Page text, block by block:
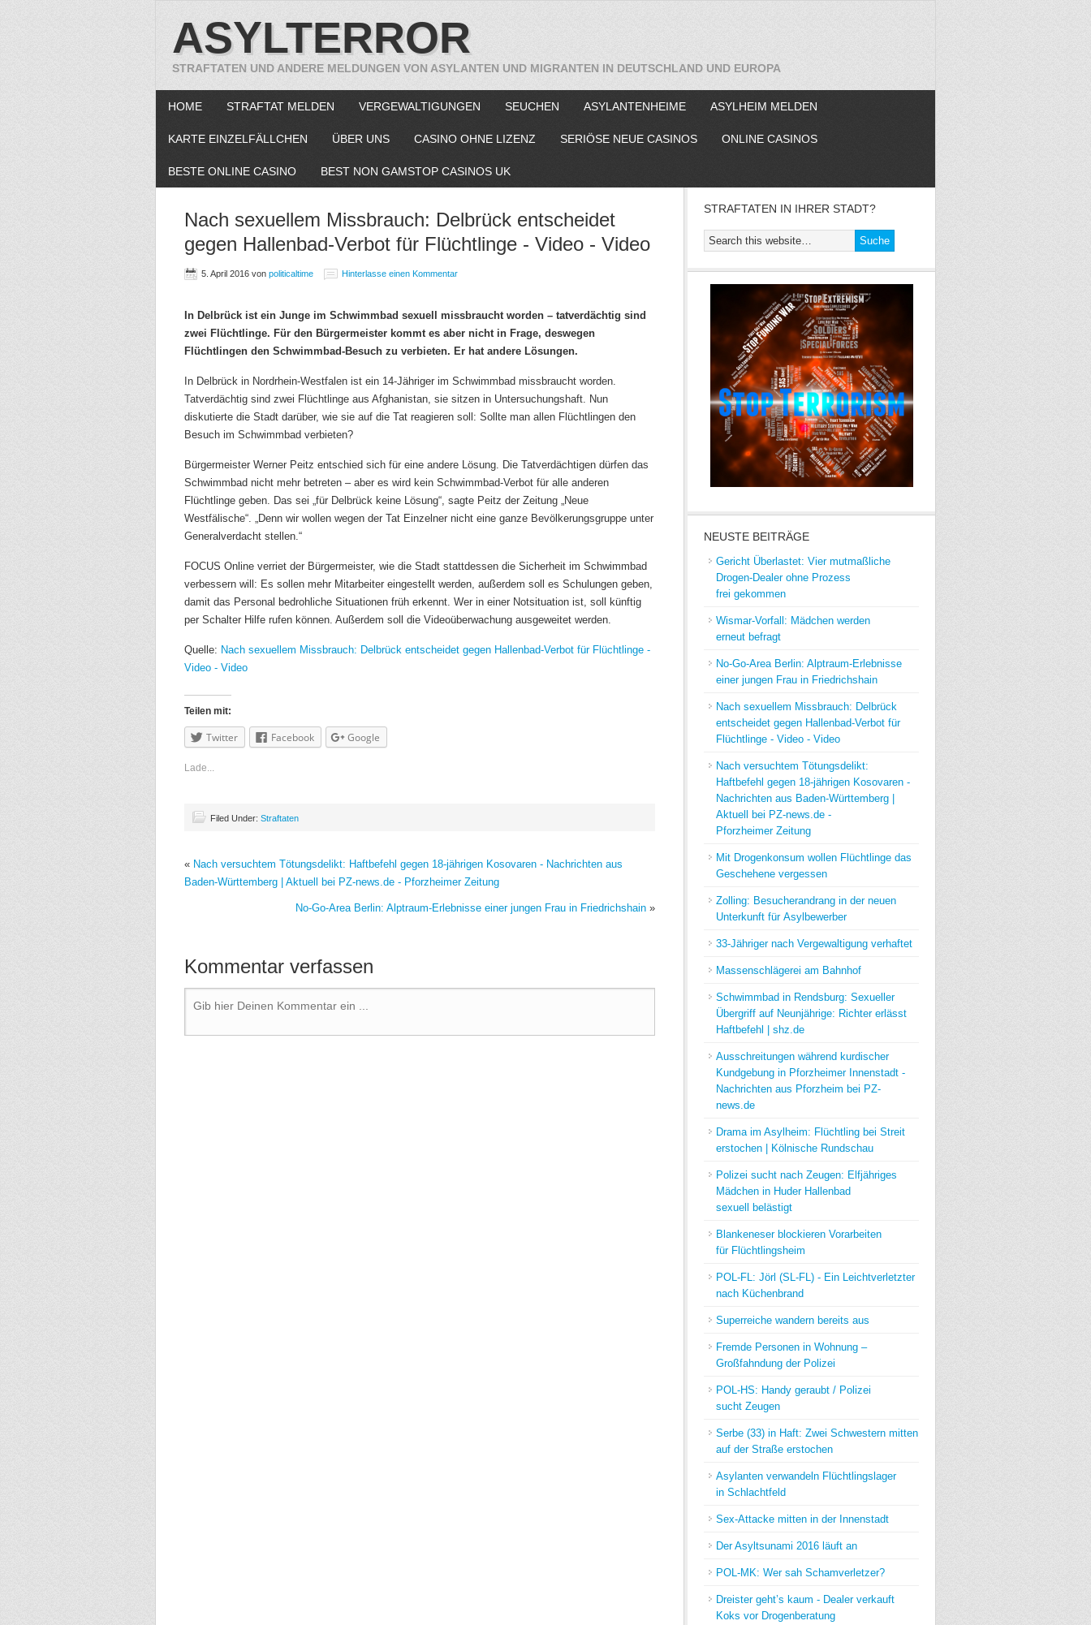
ASYLTERROR
STRAFTATEN UND ANDERE MELDUNGEN VON ASYLANTEN UND MIGRANTEN IN DEUTSCHLAND UND EUROPA
HOME STRAFTAT MELDEN VERGEWALTIGUNGEN SEUCHEN ASYLANTENHEIME ASYLHEIM MELDEN
KARTE EINZELFÄLLCHEN ÜBER UNS CASINO OHNE LIZENZ SERIÖSE NEUE CASINOS ONLINE CASINOS
BESTE ONLINE CASINO BEST NON GAMSTOP CASINOS UK
Nach sexuellem Missbrauch: Delbrück entscheidet
gegen Hallenbad-Verbot für Flüchtlinge - Video - Video
5. April 2016 von politicaltime Hinterlasse einen Kommentar
In Delbrück ist ein Junge im Schwimmbad sexuell missbraucht worden – tatverdächtig sind
zwei Flüchtlinge. Für den Bürgermeister kommt es aber nicht in Frage, deswegen
Flüchtlingen den Schwimmbad-Besuch zu verbieten. Er hat andere Lösungen.
In Delbrück in Nordrhein-Westfalen ist ein 14-Jähriger im Schwimmbad missbraucht worden.
Tatverdächtig sind zwei Flüchtlinge aus Afghanistan, sie sitzen in Untersuchungshaft. Nun
diskutierte die Stadt darüber, wie sie auf die Tat reagieren soll: Sollte man allen Flüchtlingen den
Besuch im Schwimmbad verbieten?
Bürgermeister Werner Peitz entschied sich für eine andere Lösung. Die Tatverdächtigen dürfen das
Schwimmbad nicht mehr betreten – aber es wird kein Schwimmbad-Verbot für alle anderen
Flüchtlinge geben. Das sei „für Delbrück keine Lösung“, sagte Peitz der Zeitung „Neue
Westfälische“. „Denn wir wollen wegen der Tat Einzelner nicht eine ganze Bevölkerungsgruppe unter
Generalverdacht stellen.“
FOCUS Online verriet der Bürgermeister, wie die Stadt stattdessen die Sicherheit im Schwimmbad
verbessern will: Es sollen mehr Mitarbeiter eingestellt werden, außerdem soll es Schulungen geben,
damit das Personal bedrohliche Situationen früh erkennt. Wer in einer Notsituation ist, soll künftig
per Schalter Hilfe rufen können. Außerdem soll die Videoüberwachung ausgeweitet werden.
Quelle: Nach sexuellem Missbrauch: Delbrück entscheidet gegen Hallenbad-Verbot für Flüchtlinge -
Video - Video
Teilen mit:
Twitter Facebook Google
Lade...
Filed Under: Straftaten
« Nach versuchtem Tötungsdelikt: Haftbefehl gegen 18-jährigen Kosovaren - Nachrichten aus
Baden-Württemberg | Aktuell bei PZ-news.de - Pforzheimer Zeitung
No-Go-Area Berlin: Alptraum-Erlebnisse einer jungen Frau in Friedrichshain »
Kommentar verfassen
STRAFTATEN IN IHRER STADT?
NEUSTE BEITRÄGE
Gericht Überlastet: Vier mutmaßliche
Drogen-Dealer ohne Prozess
frei gekommen
Wismar-Vorfall: Mädchen werden
erneut befragt
No-Go-Area Berlin: Alptraum-Erlebnisse
einer jungen Frau in Friedrichshain
Nach sexuellem Missbrauch: Delbrück
entscheidet gegen Hallenbad-Verbot für
Flüchtlinge - Video - Video
Nach versuchtem Tötungsdelikt:
Haftbefehl gegen 18-jährigen Kosovaren -
Nachrichten aus Baden-Württemberg |
Aktuell bei PZ-news.de -
Pforzheimer Zeitung
Mit Drogenkonsum wollen Flüchtlinge das
Geschehene vergessen
Zolling: Besucherandrang in der neuen
Unterkunft für Asylbewerber
33-Jähriger nach Vergewaltigung verhaftet
Massenschlägerei am Bahnhof
Schwimmbad in Rendsburg: Sexueller
Übergriff auf Neunjährige: Richter erlässt
Haftbefehl | shz.de
Ausschreitungen während kurdischer
Kundgebung in Pforzheimer Innenstadt -
Nachrichten aus Pforzheim bei PZ-
news.de
Drama im Asylheim: Flüchtling bei Streit
erstochen | Kölnische Rundschau
Polizei sucht nach Zeugen: Elfjähriges
Mädchen in Huder Hallenbad
sexuell belästigt
Blankeneser blockieren Vorarbeiten
für Flüchtlingsheim
POL-FL: Jörl (SL-FL) - Ein Leichtverletzter
nach Küchenbrand
Superreiche wandern bereits aus
Fremde Personen in Wohnung –
Großfahndung der Polizei
POL-HS: Handy geraubt / Polizei
sucht Zeugen
Serbe (33) in Haft: Zwei Schwestern mitten
auf der Straße erstochen
Asylanten verwandeln Flüchtlingslager
in Schlachtfeld
Sex-Attacke mitten in der Innenstadt
Der Asyltsunami 2016 läuft an
POL-MK: Wer sah Schamverletzer?
Dreister geht’s kaum - Dealer verkauft
Koks vor Drogenberatung